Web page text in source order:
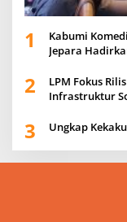
1
Kabumi
Jepara
2
LPM Fokus
Infrastruktur
3 Ungkap